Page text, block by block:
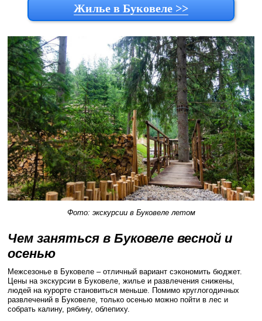
Жилье в Буковеле >>
Фото: экскурсии в Буковеле летом
Чем заняться в Буковеле весной и
осенью
Межсезонье в Буковеле – отличный вариант сэкономить бюджет.
Цены на экскурсии в Буковеле, жилье и развлечения снижены,
людей на курорте становиться меньше. Помимо круглогодичных
развлечений в Буковеле, только осенью можно пойти в лес и
собрать калину, рябину, облепиху.